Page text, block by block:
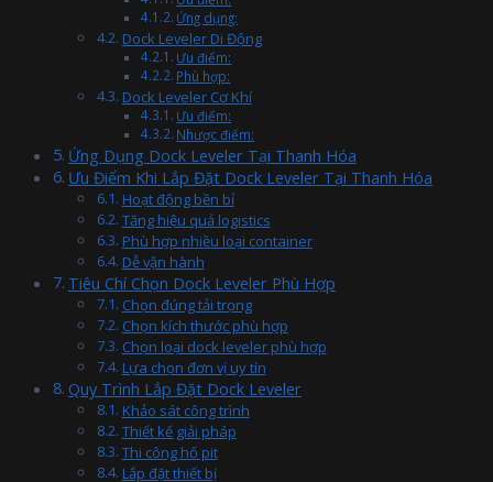
Ứng dụng:
Dock Leveler Di Động
Ưu điểm:
Phù hợp:
Dock Leveler Cơ Khí
Ưu điểm:
Nhược điểm:
Ứng Dụng Dock Leveler Tại Thanh Hóa
Ưu Điểm Khi Lắp Đặt Dock Leveler Tại Thanh Hóa
Hoạt động bền bỉ
Tăng hiệu quả logistics
Phù hợp nhiều loại container
Dễ vận hành
Tiêu Chí Chọn Dock Leveler Phù Hợp
Chọn đúng tải trọng
Chọn kích thước phù hợp
Chọn loại dock leveler phù hợp
Lựa chọn đơn vị uy tín
Quy Trình Lắp Đặt Dock Leveler
Khảo sát công trình
Thiết kế giải pháp
Thi công hố pit
Lắp đặt thiết bị